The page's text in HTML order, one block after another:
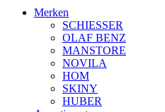
Merken
SCHIESSER
OLAF BENZ
MANSTORE
NOVILA
HOM
SKINY
HUBER